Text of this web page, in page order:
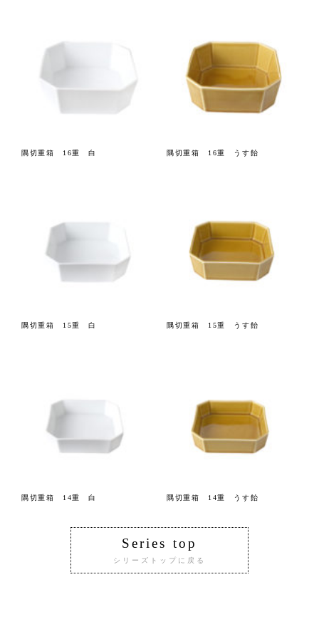
隅切重箱 16重 白 隅切重箱 16重 うす飴
隅切重箱 15重 白 隅切重箱 15重 うす飴
隅切重箱 14重 白 隅切重箱 14重 うす飴
Series top
シリーズトップに戻る